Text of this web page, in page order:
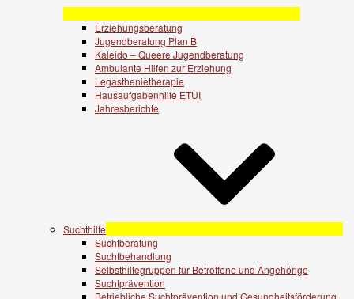
Erziehungsberatung
Jugendberatung Plan B
Kaleido – Queere Jugendberatung
Ambulante Hilfen zur Erziehung
Legasthenietherapie
Hausaufgabenhilfe ETUI
Jahresberichte
Suchthilfe
Suchtberatung
Suchtbehandlung
Selbsthilfegruppen für Betroffene und Angehörige
Suchtprävention
Betriebliche Suchtprävention und Gesundheitsförderung